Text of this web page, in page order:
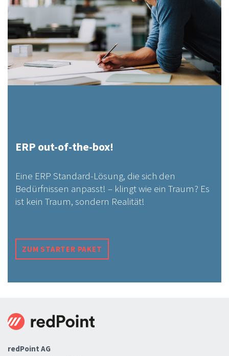
ERP out-of-the-box!
Eine ERP Standard-Lösung, die sich den
Bedürfnissen anpasst! – klingt wie ein Traum? Es
ist kein Traum, sondern Realität!
ZUM STARTER PAKET
redPoint AG